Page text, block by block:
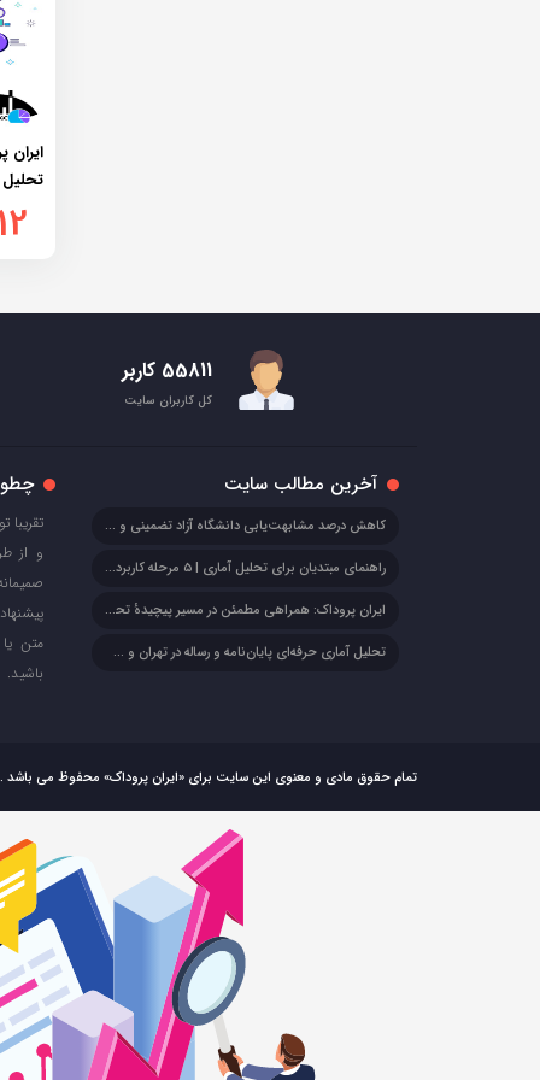
تحلیل
55811 کاربر
کل کاربران سایت
آخرین مطالب سایت
کاهش درصد مشابهت‌یابی دانشگاه آزاد تضمینی و فوری
راهنمای مبتدیان برای تحلیل آماری | ۵ مرحله کاربردی + مثال
ایران پروداک: همراهی مطمئن در مسیر پیچیدهٔ تحلیل آماری پایان‌نامه، رساله و مقاله
تحلیل آماری حرفه‌ای پایان‌نامه و رساله در تهران و سراسر ایران
و از
متن
باشید.
تمام حقوق مادی و معنوی این سایت برای «ایران پروداک» محفوظ می باشد